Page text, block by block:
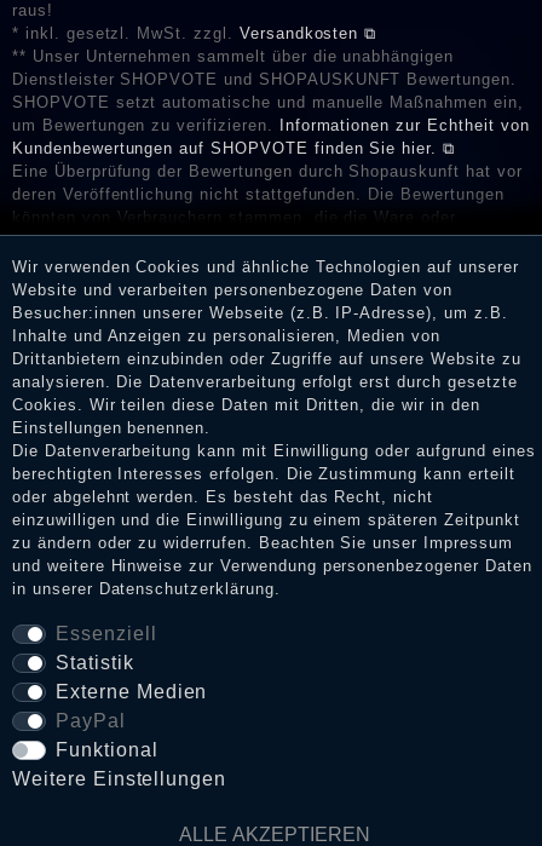
raus!
* inkl. gesetzl. MwSt. zzgl. Versandkosten ⧉
** Unser Unternehmen sammelt über die unabhängigen
Dienstleister SHOPVOTE und SHOPAUSKUNFT Bewertungen.
SHOPVOTE setzt automatische und manuelle Maßnahmen ein,
um Bewertungen zu verifizieren.
Informationen zur Echtheit von
Kundenbewertungen auf SHOPVOTE finden Sie hier. ⧉
Eine Überprüfung der Bewertungen durch Shopauskunft hat vor
deren Veröffentlichung nicht stattgefunden. Die Bewertungen
könnten von Verbrauchern stammen, die die Ware oder
Dienstleistungen gar nicht erworben oder genutzt haben. Nach
Erhalt einer Benachrichtigungs-E-Mail können Händler die
Bewertungen verifizieren und über die erfolgte Verifizierung im
Shop informieren.
Impressum
Daten­schutz­erklärung
AGB
Widerrufs­recht
VERTRAG WIDERRUFEN
Wir verwenden Cookies und ähnliche Technologien auf unserer
Website und verarbeiten personenbezogene Daten von
Besucher:innen unserer Webseite (z.B. IP-Adresse), um z.B.
Inhalte und Anzeigen zu personalisieren, Medien von
Drittanbietern einzubinden oder Zugriffe auf unsere Website zu
analysieren. Die Datenverarbeitung erfolgt erst durch gesetzte
Cookies. Wir teilen diese Daten mit Dritten, die wir in den
Einstellungen benennen.
Die Datenverarbeitung kann mit Einwilligung oder aufgrund eines
berechtigten Interesses erfolgen. Die Zustimmung kann erteilt
oder abgelehnt werden. Es besteht das Recht, nicht
einzuwilligen und die Einwilligung zu einem späteren Zeitpunkt
zu ändern oder zu widerrufen. Beachten Sie unser
Impressum
und weitere Hinweise zur Verwendung personenbezogener Daten
in unserer Daten­schutz­erklärung.
Essenziell
Statistik
Externe Medien
PayPal
Funktional
Weitere Einstellungen
ALLE AKZEPTIEREN